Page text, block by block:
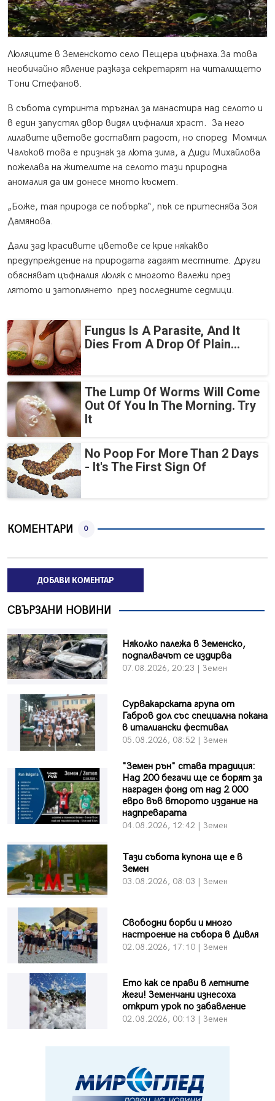
Люляците в Земенското село Пещера цъфнаха.За това
необичайно явление разказа секретарят на читалището
Тони Стефанов.
В събота сутринта тръгнал за манастира над селото и
в един запустял двор видял цъфналия храст. За него
лилавите цветове доставят радост, но според Момчил
Чалъков това е признак за люта зима, а Диди Михайлова
пожелава на жителите на селото тази природна
аномалия да им донесе мното късмет.
„Боже, тая природа се побърка“, пък се притеснява Зоя
Дамянова.
Дали зад красивите цветове се крие някакво
предупреждение на природата гадаят местните. Други
обясняват цъфналия люляк с многото валежи през
лятото и затоплянето през последните седмици.
Fungus Is A Parasite, And It
Dies From A Drop Of Plain...
The Lump Of Worms Will Come
Out Of You In The Morning. Try
It
No Poop For More Than 2 Days
- It's The First Sign Of
КОМЕНТАРИ 0
ДОБАВИ КОМЕНТАР
СВЪРЗАНИ НОВИНИ
Няколко палежа в Земенско,
подпалвачът се издирва
07.08.2026, 20:23 | Земен
Сурвакарската група от
Габров дол със специална покана
в италиански фестивал
05.08.2026, 08:52 | Земен
"Земен рън" става традиция:
Над 200 бегачи ще се борят за
награден фонд от над 2 000
евро във второто издание на
надпреварата
04.08.2026, 12:42 | Земен
Тази събота купона ще е в
Земен
03.08.2026, 08:03 | Земен
Свободни борби и много
настроение на събора в Дивля
02.08.2026, 17:10 | Земен
Ето как се прави в летните
жеги! Земенчани изнесоха
открит урок по забавление
02.08.2026, 00:13 | Земен